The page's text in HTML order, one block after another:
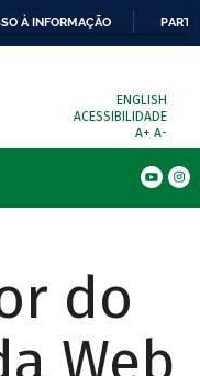
À INFORMAÇÃO
ENGLISH
ACESSIBILIDADE
A+ A-
do
Web